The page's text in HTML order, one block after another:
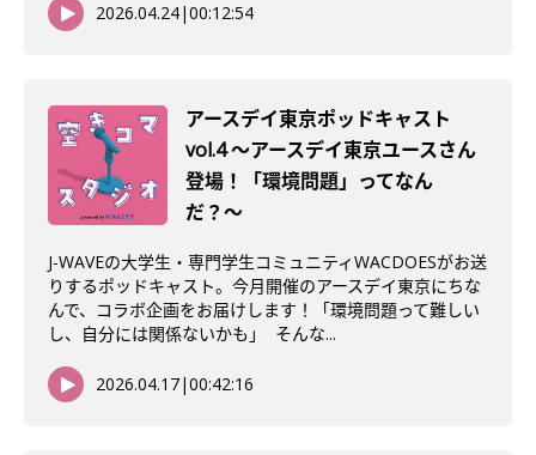
2026.04.24|00:12:54
アースデイ東京ポッドキャスト
vol.4 〜アースデイ東京ユースさん
登場！「環境問題」ってなん
だ？〜
J-WAVEの大学生・専門学生コミュニティWACDOESがお送
りするポッドキャスト。今月開催のアースデイ東京にちな
んで、コラボ企画をお届けします！「環境問題って難しい
し、自分には関係ないかも」 そんな...
2026.04.17|00:42:16